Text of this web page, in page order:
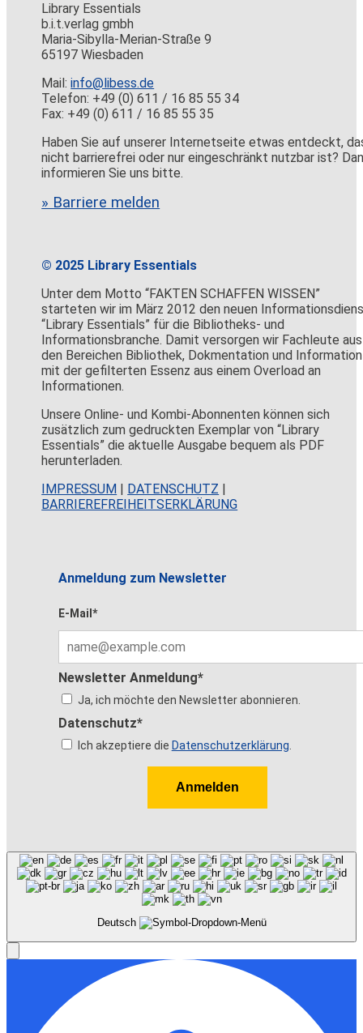
Library Essentials
b.i.t.verlag gmbh
Maria-Sibylla-Merian-Straße 9
65197 Wiesbaden
Mail:info@libess.de
Telefon: +49 (0) 611 / 16 85 55 34
Fax: +49 (0) 611 / 16 85 55 35
Haben Sie auf unserer Internetseite etwas entdeckt,
nicht barrierefrei oder nur eingeschränkt nutzbar ist?
informieren Sie uns bitte.
» Barriere melden
© 2025 Library Essentials
Unter dem Motto “FAKTEN SCHAFFEN WISSEN”
starteten wir im März 2012 den neuen
“Library Essentials” für die Bibliotheks- und
Informationsbranche. Damit versorgen wir Fachleute aus
den Bereichen Bibliothek, Dokmentation und Information
mit der gefilterten Essenz aus einem Overload an
Informationen.
Unsere Online- und Kombi-Abonnenten können sich
zusätzlich zum gedruckten Exemplar von “Library
Essentials” die aktuelle Ausgabe bequem als PDF
herunterladen.
IMPRESSUM
DATENSCHUTZ
BARRIEREFREIHEITSERKLÄRUNG
Anmeldung zum Newsletter
E-Mail*
Newsletter Anmeldung*
Ja, ich möchte den Newsletter abonnieren.
Datenschutz*
Ich akzeptiere die Datenschutzerklärung
Anmelden
Deutsch